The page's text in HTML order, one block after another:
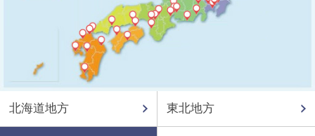
北海道地方 東北地方